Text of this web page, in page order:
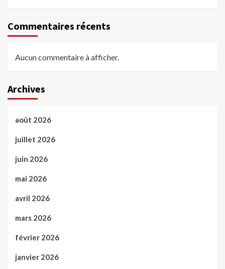
Commentaires récents
Aucun commentaire à afficher.
Archives
août 2026
juillet 2026
juin 2026
mai 2026
avril 2026
mars 2026
février 2026
janvier 2026